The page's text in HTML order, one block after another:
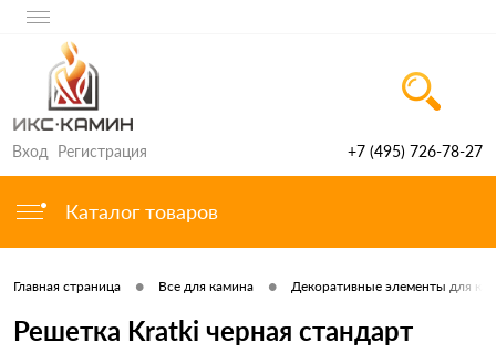
Вход Регистрация +7 (495) 726-78-27
Каталог товаров
Главная страница • Все для камина • Декоративные элементы для
Решетка Kratki черная стандарт